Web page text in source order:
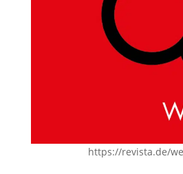
https://revista.de/